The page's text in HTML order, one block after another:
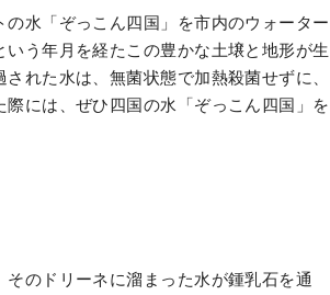
水「ぞっこん四国」を市内のウォーター
う年月を経たこの豊かな土壌と地形が生
れた水は、無菌状態で加熱殺菌せずに、
には、ぜひ四国の水「ぞっこん四国」を
のドリーネに溜まった水が鍾乳石を通